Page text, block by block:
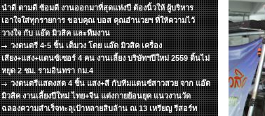
นำดี ตามดี ซ้อมดี งานออกมาที่สุดแห่งปี ต้องนิ้วให้ ผู้บริหาร
เอาใจใส่ทุกรายการ ขอบคุณ บอส คุณอำนวยฯ ที่ให้ความไว้
วางใจ กับ แอ๊ด มิวสิค และทีมงาน
วงดนตรี 4-5 ชิ้น เต็มวง โดย แอ๊ด มิวสิค เครื่อง
เสียง+แสง+แดนซ์เซอร์ 4 คน งานเลี้ยง บริษัทฯปีใหม่ 2559 ดิ้นไม่
หยุด 2 ชม. รามอินทรา กม.4
วงดนตรีแสดงสด 4 ชิ้น แสง+สี กับทีมแดนซ์สาวสวย จาก แอ๊ด
มิวสิค งานเลี้ยงปีใหม่ ไทย+จีน แต่งกายย้อนยุค แนวงานวัด
ฉลองความสำเร็จทะลุเป้าหลายสิบล้าน ณ 13 เหรียญ รีสอร์ท